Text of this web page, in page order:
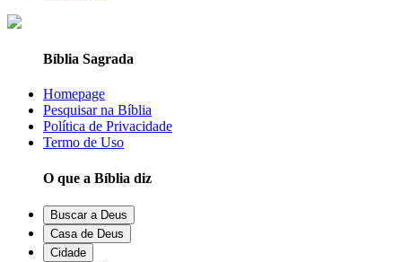
Bíblia Sagrada
Homepage
Pesquisar na Bíblia
Política de Privacidade
Termo de Uso
O que a Bíblia diz
Buscar a Deus
Casa de Deus
Cidade